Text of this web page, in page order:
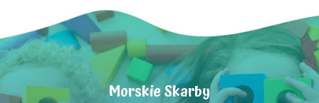
Morskie Skarby